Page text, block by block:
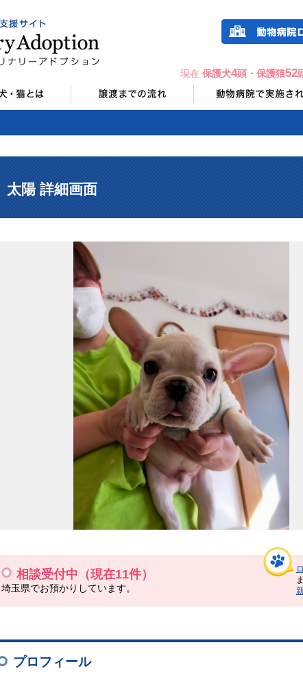
現在 保護犬4頭・保護猫52
太陽 詳細画面
相談受付中（現在11件）
埼玉県でお預かりしています。
件名
本文
プロフィール